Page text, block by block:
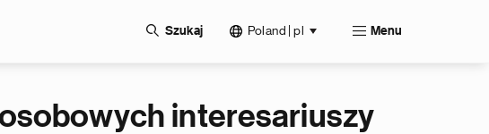
Szukaj Poland | pl Menu
interesariuszy